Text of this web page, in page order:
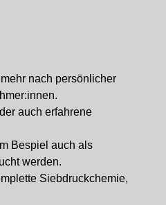
nach persönlicher
auch erfahrene
Bespiel auch als
werden.
Siebdruckchemie,